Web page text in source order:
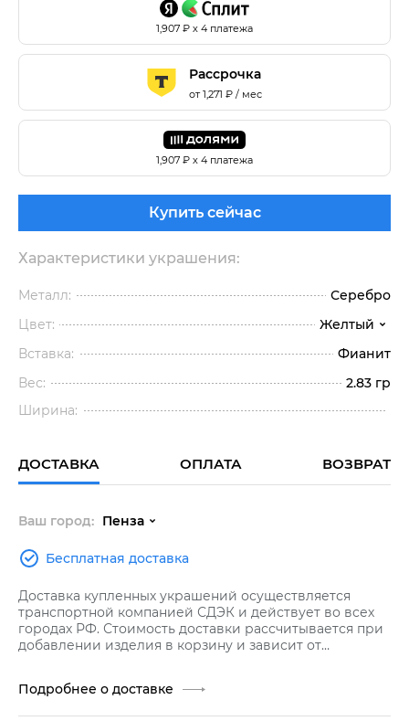
1,907 ₽ х 4 платежа
Рассрочка
от1,271 ₽ / мес
1,907 ₽ х 4 платежа
Купить сейчас
Характеристики украшения:
Металл:
Серебро
Цвет:
Желтый
Вставка:
Фианит
Вес:
2.83 гр
Ширина:
ДОСТАВКА ОПЛАТА ВОЗВРАТ
Ваш город: Пенза
Бесплатная доставка
Доставка купленных украшений осуществляется
транспортной компанией СДЭК и действует во всех
городах РФ. Стоимость доставки рассчитывается при
добавлении изделия в корзину и зависит от
Подробнее о доставке